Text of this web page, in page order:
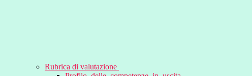
Rubrica di valutazione